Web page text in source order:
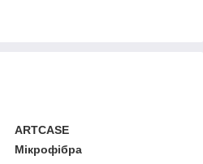
ARTCASE
Мікрофібра